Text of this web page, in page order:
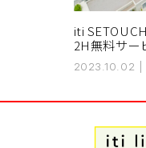
iti
2H無料サー
2023.10.02